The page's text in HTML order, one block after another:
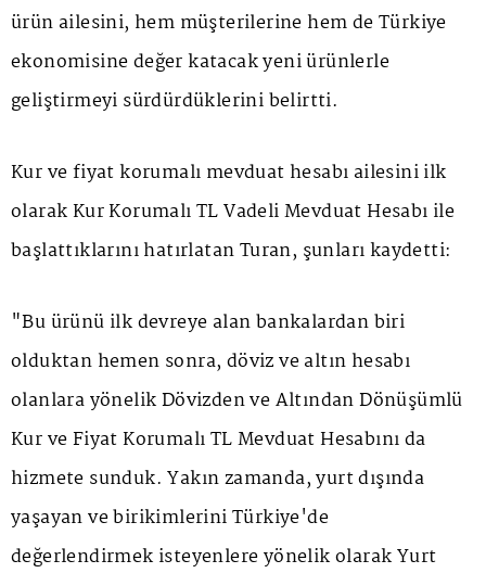
ürün ailesini, hem müşterilerine hem de Türkiye
ekonomisine değer katacak yeni ürünlerle
geliştirmeyi sürdürdüklerini belirtti.
Kur ve fiyat korumalı mevduat hesabı ailesini ilk
olarak Kur Korumalı TL Vadeli Mevduat Hesabı ile
başlattıklarını hatırlatan Turan, şunları kaydetti:
"Bu ürünü ilk devreye alan bankalardan biri
olduktan hemen sonra, döviz ve altın hesabı
olanlara yönelik Dövizden ve Altından Dönüşümlü
Kur ve Fiyat Korumalı TL Mevduat Hesabını da
hizmete sunduk. Yakın zamanda, yurt dışında
yaşayan ve birikimlerini Türkiye'de
değerlendirmek isteyenlere yönelik olarak Yurt